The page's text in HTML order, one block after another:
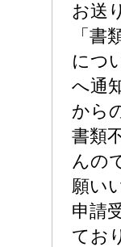
お送
「書
につ
へ通
から
書類
んの
願い
申請
てお